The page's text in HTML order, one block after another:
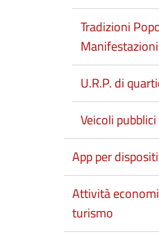
Tradizioni
U.R.P. di
Veicoli pubblici
App per
Attività
turismo